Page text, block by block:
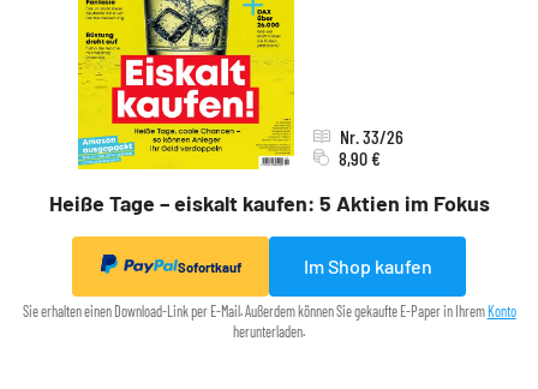
Heiße Tage – eiskalt kaufen: 5 Aktien im Fokus
Nr. 33/26
8,90 €
Sofortkauf Im Shop kaufen
Sie erhalten einen Download-Link per E-Mail. Außerdem können Sie gekaufte E-Paper in Ihrem Konto
herunterladen.